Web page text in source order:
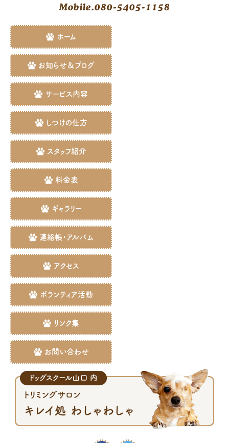
Mobile.080-5405-1158
ホーム
お知らせ＆ブログ
サービス内容
しつけの仕方
スタッフ紹介
料金表
ギャラリー
連絡帳・アルバム
アクセス
ボランティア活動
リンク集
お問い合わせ